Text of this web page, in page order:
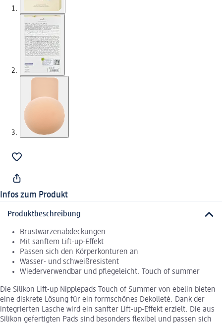
Infos zum Produkt
Produktbeschreibung
Brustwarzenabdeckungen
Mit sanftem Lift-up-Effekt
Passen sich den Körperkonturen an
Wasser- und schweißresistent
Wiederverwendbar und pflegeleicht. Touch of summer
Die Silikon Lift-up Nipplepads Touch of Summer von ebelin bieten
eine diskrete Lösung für ein formschönes Dekolleté. Dank der
integrierten Lasche wird ein sanfter Lift-up-Effekt erzielt. Die aus
Silikon gefertigten Pads sind besonders flexibel und passen sich